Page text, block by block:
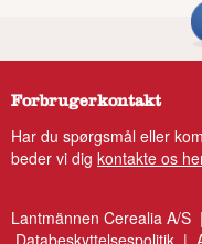
Forbrugerkontakt
Har du spørgsmål eller
beder vi dig kontakte os
Lantmännen Cerealia A/